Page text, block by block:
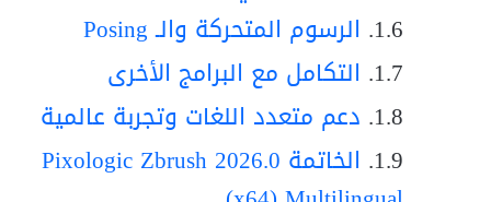
الرسوم المتحركة والـ Posing
التكامل مع البرامج الأخرى
دعم متعدد اللغات وتجربة عالمية
الخاتمة Pixologic Zbrush 2026.0